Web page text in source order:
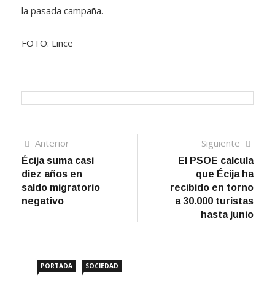
la pasada campaña.
FOTO: Lince
Navegación
de
entradas
AnteriorArtículo
anterior
Écija suma casi
diez años en
saldo migratorio
negativo
Siguiente
El PSOE calcula
que Écija ha
recibido en torno
a 30.000 turistas
hasta junio
PORTADA SOCIEDAD